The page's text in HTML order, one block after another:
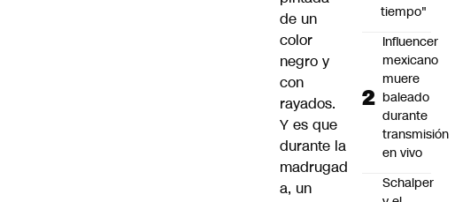
de un
color
negro y
con
rayados.
Y es que
durante la
madrugad
a, un
tiempo"
Influencer
mexicano
muere
baleado
durante
transmisión
en vivo
Schalper